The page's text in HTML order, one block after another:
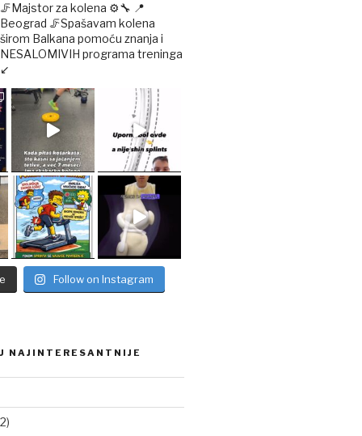
🦵Majstor za kolena ⚙️🔧 📍
Beograd 🦵Spašavam kolena
širom Balkana pomoću znanja i
NESALOMIVIH programa treninga
↙️
Follow on Instagram
NAJINTERESANTNIJE